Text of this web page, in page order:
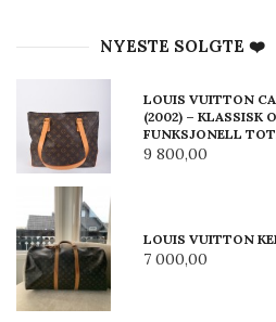
NYESTE SOLGTE ❤️
LOUIS VUITTON
(2002) – KLASSISK
FUNKSJONELL
9 800,00
LOUIS VUITTON
7 000,00